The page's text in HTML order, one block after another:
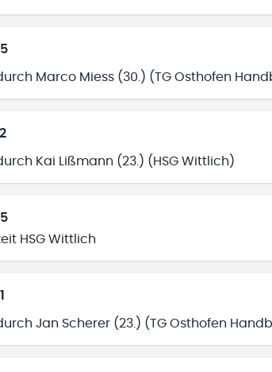
Marco Miess (30.) (TG Osthofen
Kai Lißmann (23.) (HSG Wittlich)
HSG Wittlich
Jan Scherer (23.) (TG Osthofen